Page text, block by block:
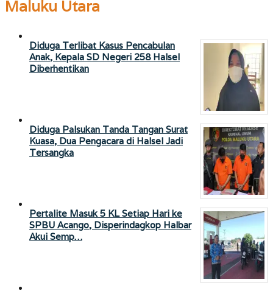
Maluku Utara
Diduga Terlibat Kasus Pencabulan
Anak, Kepala SD Negeri 258 Halsel
Diberhentikan
Diduga Palsukan Tanda Tangan Surat
Kuasa, Dua Pengacara di Halsel Jadi
Tersangka
Pertalite Masuk 5 KL Setiap Hari ke
SPBU Acango, Disperindagkop Halbar
Akui Semp…